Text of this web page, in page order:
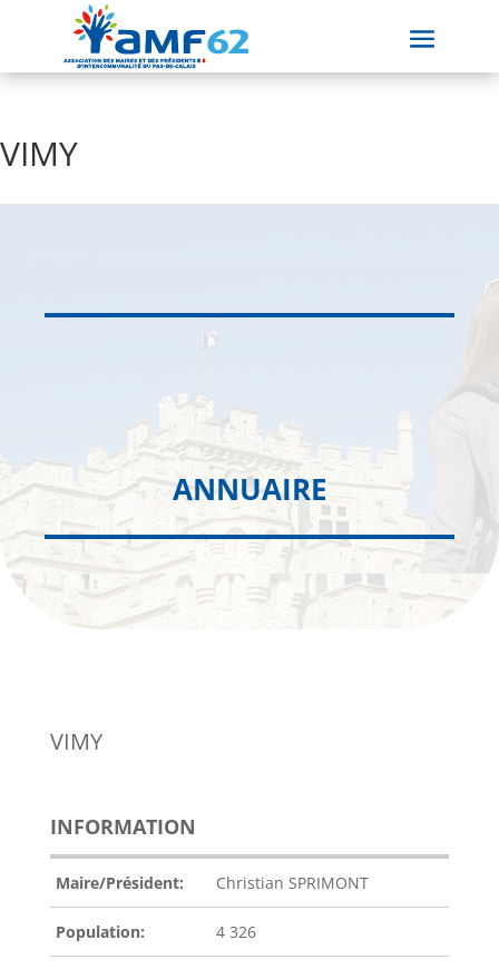
VIMY
ANNUAIRE
VIMY
INFORMATION
Maire/Président: Christian SPRIMONT
Population: 4 326